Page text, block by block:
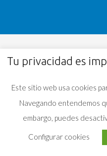
Tu privacidad es
Este sitio web usa cookies
Navegando entendemos
embargo, puedes
Configurar cookies